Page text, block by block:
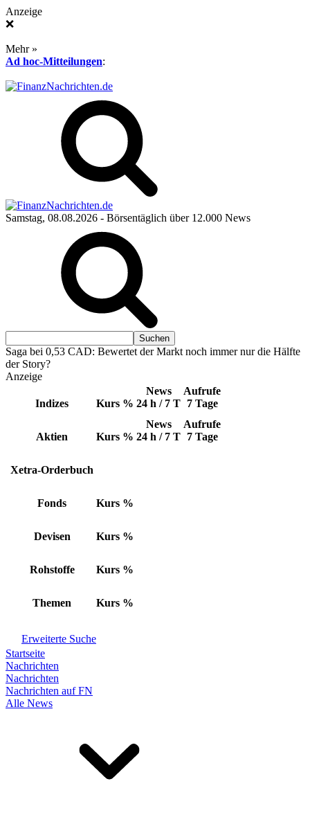
Anzeige
❌
Mehr »
Ad hoc-Mitteilungen:
Samstag, 08.08.2026 - Börsentäglich über 12.000 News
Saga bei 0,53 CAD: Bewertet der Markt noch immer nur die Hälfte
der Story?
Anzeige
Indizes Kurs %
News
24 h / 7 T
Aufrufe
7 Tage
Aktien Kurs %
News
24 h / 7 T
Aufrufe
7 Tage
Xetra-Orderbuch
Fonds Kurs %
Devisen Kurs %
Rohstoffe Kurs %
Themen Kurs %
Erweiterte Suche
Startseite
Nachrichten
Nachrichten
Nachrichten auf FN
Alle News